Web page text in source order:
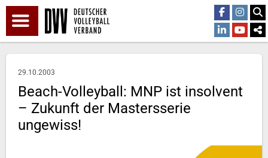
29.10.2003
Beach-Volleyball: MNP ist insolvent
– Zukunft der Mastersserie
ungewiss!